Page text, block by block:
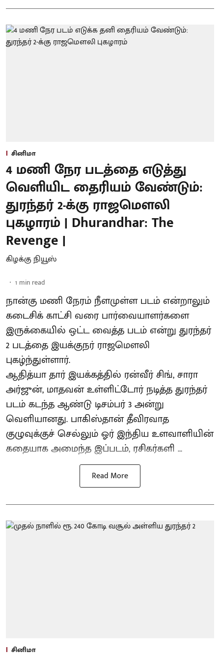
சினிமா
4 மணி நேர படத்தை எடுத்து
வெளியிட தைரியம் வேண்டும்:
துரந்தர் 2-க்கு ராஜமௌலி
புகழாரம் | Dhurandhar: The
Revenge |
கிழக்கு நியூஸ்
1 min read
நான்கு மணி நேரம் நீளமுள்ள படம் என்றாலும்
கடைசிக் காட்சி வரை பார்வையாளர்களை
இருக்கையில் ஒட்ட வைத்த படம் என்று துரந்தர்
2 படத்தை இயக்குநர் ராஜமௌலி
புகழ்ந்துள்ளார்.
ஆதித்யா தார் இயக்கத்தில் ரன்வீர் சிங், சாரா
அர்ஜுன், மாதவன் உள்ளிட்டோர் நடித்த துரந்தர்
படம் கடந்த ஆண்டு டிசம்பர் 3 அன்று
வெளியானது. பாகிஸ்தான் தீவிரவாத
குழுவுக்குச் செல்லும் ஓர் இந்திய உளவாளியின்
கதையாக அமைந்த இப்படம், ரசிகர்களி ...
Read More
சினிமா